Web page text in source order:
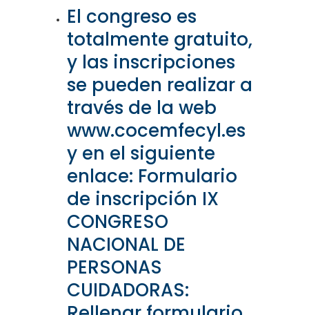
El congreso es
totalmente gratuito,
y las inscripciones
se pueden realizar a
través de la web
www.cocemfecyl.es
y en el siguiente
enlace: Formulario
de inscripción IX
CONGRESO
NACIONAL DE
PERSONAS
CUIDADORAS: